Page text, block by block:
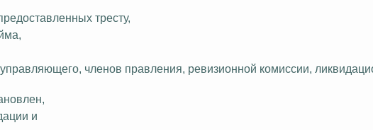
тресту,
членов правления, ревизионной комиссии,
и